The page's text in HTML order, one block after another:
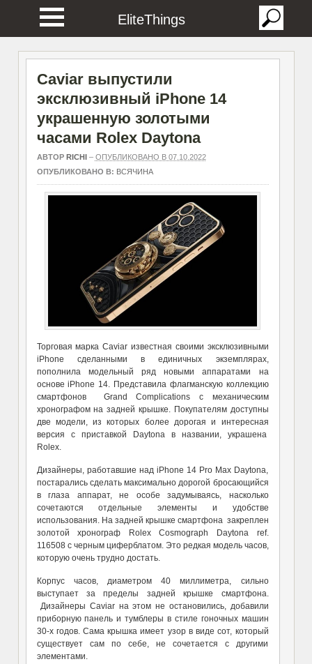
EliteThings
Caviar выпустили
эксклюзивный iPhone 14
украшенную золотыми
часами Rolex Daytona
АВТОР RICHI– ОПУБЛИКОВАНО В 07.10.2022
ОПУБЛИКОВАНО В: ВСЯЧИНА
Торговая марка Caviar известная своими эксклюзивными
iPhone сделанными в единичных экземплярах,
пополнила модельный ряд новыми аппаратами на
основе iPhone 14. Представила флагманскую коллекцию
смартфонов Grand Complications с механическим
хронографом на задней крышке. Покупателям доступны
две модели, из которых более дорогая и интересная
версия с приставкой Daytona в названии, украшена
Rolex.
Дизайнеры, работавшие над iPhone 14 Pro Max Daytona,
постарались сделать максимально дорогой бросающийся
в глаза аппарат, не особе задумываясь, насколько
сочетаются отдельные элементы и удобстве
использования. На задней крышке смартфона закреплен
золотой хронограф Rolex Cosmograph Daytona ref.
116508 с черным циферблатом. Это редкая модель часов,
которую очень трудно достать.
Корпус часов, диаметром 40 миллиметра, сильно
выступает за пределы задней крышке смартфона.
Дизайнеры Caviar на этом не остановились, добавили
приборную панель и тумблеры в стиле гоночных машин
30-х годов. Сама крышка имеет узор в виде сот, который
существует сам по себе, не сочетается с другими
элементами.